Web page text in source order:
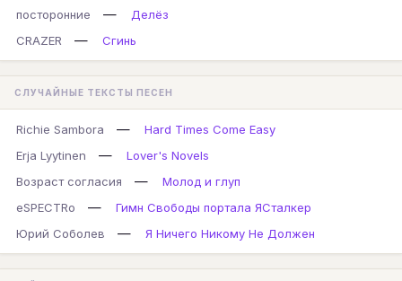
посторонние
—
Делёз
CRAZER
— Сгинь
СЛУЧАЙНЫЕ ТЕКСТЫ ПЕСЕН
Richie Sambora —
Hard Times Come Easy
Erja Lyytinen
—
Lover's Novels
Возраст согласия
—
Молод и глуп
eSPECTRo
—
Гимн Свободы портала ЯСталкер
Юрий Соболев
— Я Ничего Никому Не Должен